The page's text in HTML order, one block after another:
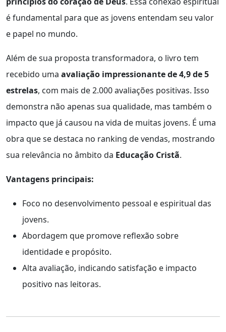
é fundamental para que as jovens entendam seu valor
e papel no mundo.
Além de sua proposta transformadora, o livro tem
recebido uma avaliação impressionante de 4,9 de 5
estrelas, com mais de 2.000 avaliações positivas. Isso
demonstra não apenas sua qualidade, mas também o
impacto que já causou na vida de muitas jovens. É uma
obra que se destaca no ranking de vendas, mostrando
sua relevância no âmbito da Educação Cristã.
Vantagens principais:
Foco no desenvolvimento pessoal e espiritual das
jovens.
Abordagem que promove reflexão sobre
identidade e propósito.
Alta avaliação, indicando satisfação e impacto
positivo nas leitoras.